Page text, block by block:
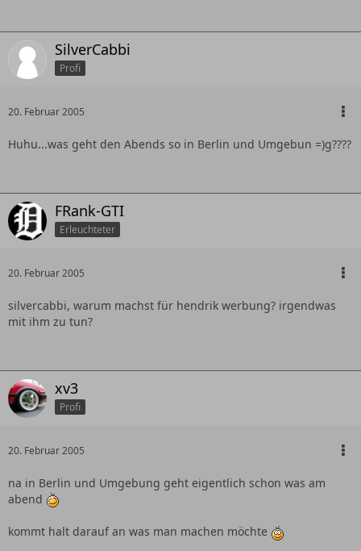
SilverCabbi
Profi
20. Februar 2005
Huhu...was geht den Abends so in Berlin und Umgebun =)g????
FRank-GTI
Erleuchteter
20. Februar 2005
silvercabbi, warum machst für hendrik werbung? irgendwas
mit ihm zu tun?
xv3
Profi
20. Februar 2005
na in Berlin und Umgebung geht eigentlich schon was am
abend
kommt halt darauf an was man machen möchte